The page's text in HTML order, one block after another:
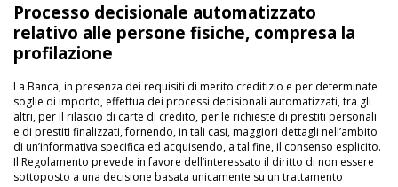
Processo decisionale automatizzato
relativo alle persone fisiche, compresa la
profilazione
La Banca, in presenza dei requisiti di merito creditizio e per determinate
soglie di importo, effettua dei processi decisionali automatizzati, tra gli
altri, per il rilascio di carte di credito, per le richieste di prestiti personali
e di prestiti finalizzati, fornendo, in tali casi, maggiori dettagli nell’ambito
di un’informativa specifica ed acquisendo, a tal fine, il consenso esplicito.
Il Regolamento prevede in favore dell’interessato il diritto di non essere
sottoposto a una decisione basata unicamente su un trattamento